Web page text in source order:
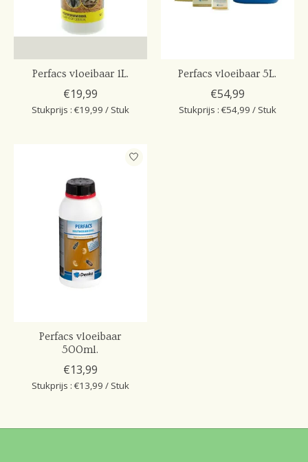
Perfacs vloeibaar 1L.
€19,99
Stukprijs : €19,99 / Stuk
Perfacs vloeibaar 5L.
€54,99
Stukprijs : €54,99 / Stuk
Perfacs vloeibaar
500ml.
€13,99
Stukprijs : €13,99 / Stuk